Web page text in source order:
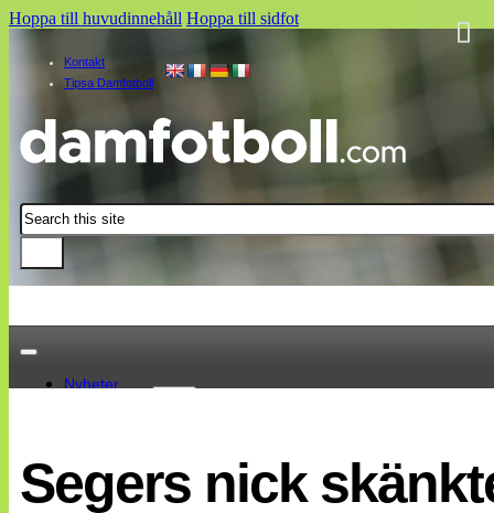
Hoppa till huvudinnehåll Hoppa till sidfot
Kontakt
Tipsa Damfotboll
Sök
Nyheter
EM 2013
Internationellt
Segers nick